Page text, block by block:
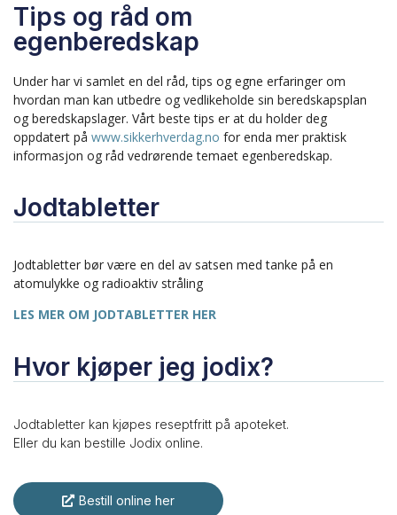
Tips og råd om
egenberedskap
Under har vi samlet en del råd, tips og egne erfaringer om
hvordan man kan utbedre og vedlikeholde sin beredskapsplan
og beredskapslager. Vårt beste tips er at du holder deg
oppdatert på www.sikkerhverdag.no for enda mer praktisk
informasjon og råd vedrørende temaet egenberedskap.
Jodtabletter
Jodtabletter bør være en del av satsen med tanke på en
atomulykke og radioaktiv stråling
LES MER OM JODTABLETTER HER
Hvor kjøper jeg jodix?
Jodtabletter kan kjøpes reseptfritt på apoteket.
Eller du kan bestille Jodix online.
Bestill online her